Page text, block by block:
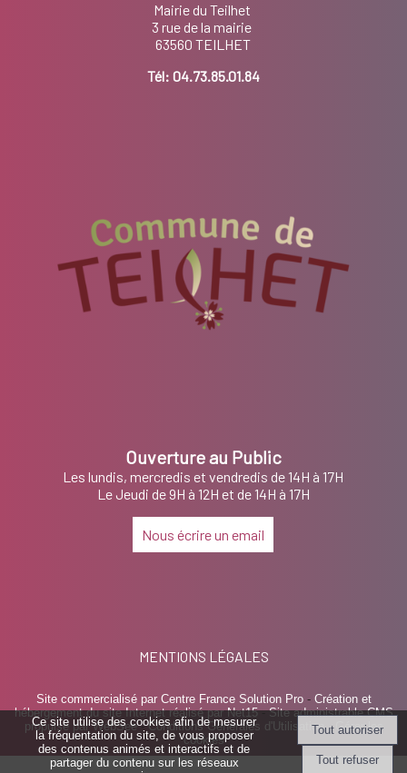
Mairie du Teilhet
3 rue de la mairie
63560 TEILHET
Tél: 04.73.85.01.84
Ouverture au Public
Les lundis, mercredis et vendredis de 14H à 17H
Le Jeudi de 9H à 12H et de 14H à 17H
Nous écrire un email
MENTIONS LÉGALES
Site commercialisé par Centre France Solution Pro- Création et
hébergement du site Internet réalisé par Net15-Site administrable CMS
propulsé par WebSee-Conditions Générales d'Utilisation- Gérer les
cookies
Ce site utilise des cookies afin de mesurer
la fréquentation du site, de vous proposer
des contenus animés et interactifs et de
partager du contenu sur les réseaux